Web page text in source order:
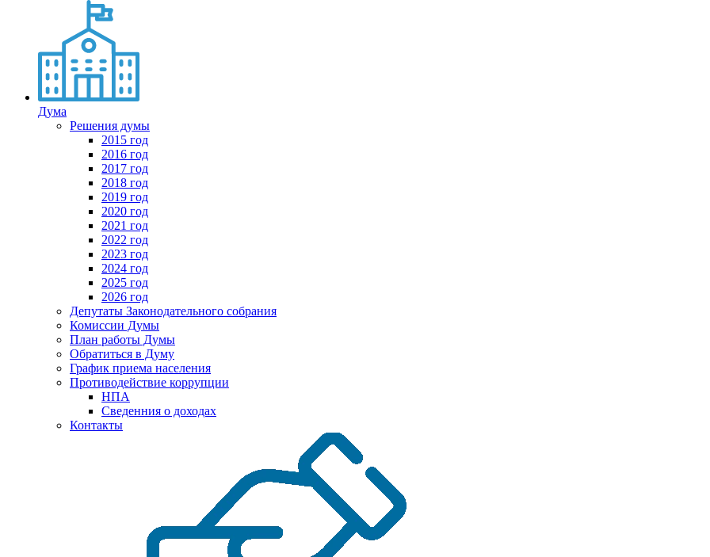
Дума
Решения думы
2015 год
2016 год
2017 год
2018 год
2019 год
2020 год
2021 год
2022 год
2023 год
2024 год
2025 год
2026 год
Депутаты Законодательного собрания
Комиссии Думы
План работы Думы
Обратиться в Думу
График приема населения
Противодействие коррупции
НПА
Сведенния о доходах
Контакты